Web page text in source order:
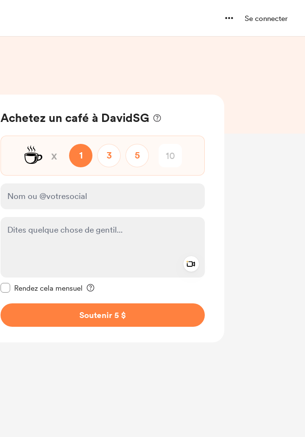
Se connecter
Achetez un café à DavidSG
☕ x 1 3 5
Rendez cela mensuel
Soutenir 5 $